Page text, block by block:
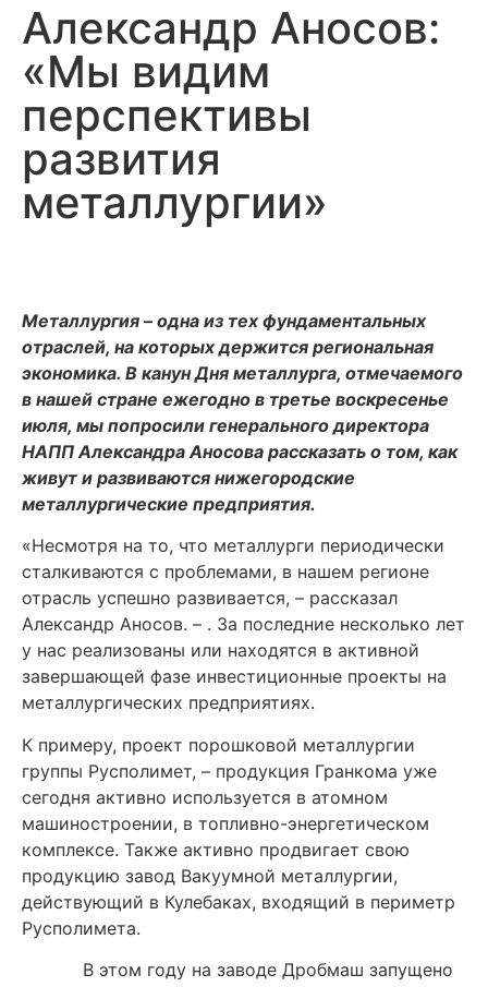
Александр Аносов:
«Мы видим
перспективы
развития
металлургии»
Металлургия – одна из тех фундаментальных
отраслей, на которых держится региональная
экономика. В канун Дня металлурга, отмечаемого
в нашей стране ежегодно в третье воскресенье
июля, мы попросили генерального директора
НАПП Александра Аносова рассказать о том, как
живут и развиваются нижегородские
металлургические предприятия.
«Несмотря на то, что металлурги периодически
сталкиваются с проблемами, в нашем регионе
отрасль успешно развивается, – рассказал
Александр Аносов. – . За последние несколько лет
у нас реализованы или находятся в активной
завершающей фазе инвестиционные проекты на
металлургических предприятиях.
К примеру, проект порошковой металлургии
группы Русполимет, – продукция Гранкома уже
сегодня активно используется в атомном
машиностроении, в топливно-энергетическом
комплексе. Также активно продвигает свою
продукцию завод Вакуумной металлургии,
действующий в Кулебаках, входящий в периметр
Русполимета.
В этом году на заводе Дробмаш запущено